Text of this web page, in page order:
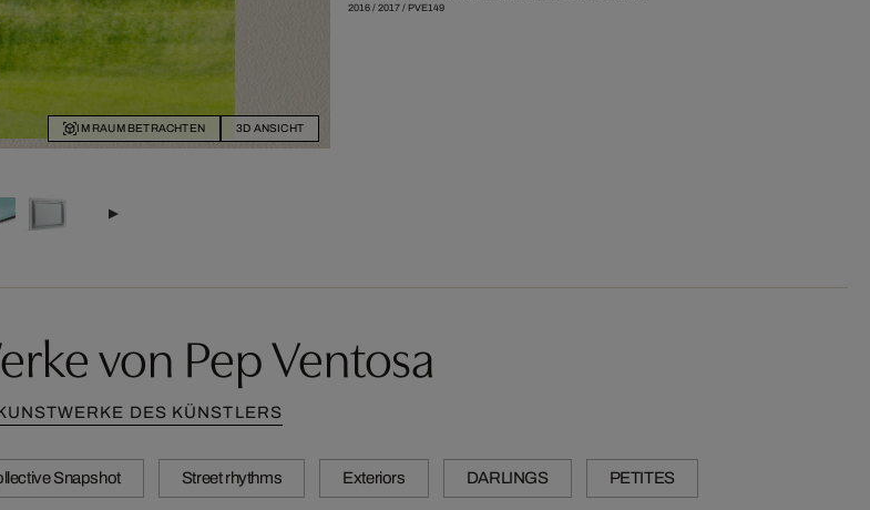
IM RAUM BETRACHTEN 3D ANSICHT
2016/ 2017/ PVE149
von Pep Ventosa
DES KÜNSTLERS
Snapshot Street rhythms Exteriors DARLINGS PETITES